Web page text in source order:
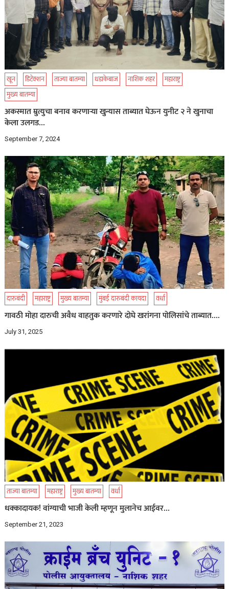
खून डिटेक्शन ताज्या बातम्या धडाकेबाज नाशिक शहर
महाराष्ट्र
मुख्य बातम्या
अकस्मात म्रुत्युचा बनाव करणाऱ्या खुन्यास ताब्यात घेऊन युनीट २ ने खुनाचा
केला उलगड…
September 7, 2024
दारुबंदी महाराष्ट्र मुख्य बातम्या मुंबई दारुबंदी कायदा वर्धा
गावठी मोहा दारुची अवैध वाहतुक करणारे दोघे खरांगना पोलिसांचे ताब्यात….
July 31, 2025
ताज्या बातम्या महाराष्ट्र मुख्य बातम्या वर्धा
धक्कादायक! वांग्याची भाजी केली म्हणून मुलानेच आईवर…
September 21, 2023